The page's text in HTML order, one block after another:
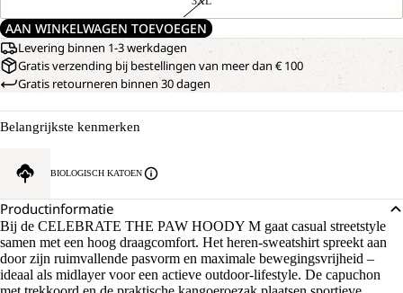
AAN WINKELWAGEN TOEVOEGEN
Levering binnen 1-3 werkdagen
Gratis verzending bij bestellingen van meer dan € 100
Gratis retourneren binnen 30 dagen
Belangrijkste kenmerken
BIOLOGISCH KATOEN
Productinformatie
Bij de CELEBRATE THE PAW HOODY M gaat casual streetstyle
samen met een hoog draagcomfort. Het heren-sweatshirt spreekt aan
door zijn ruimvallende pasvorm en maximale bewegingsvrijheid –
ideaal als midlayer voor een actieve outdoor-lifestyle. De capuchon